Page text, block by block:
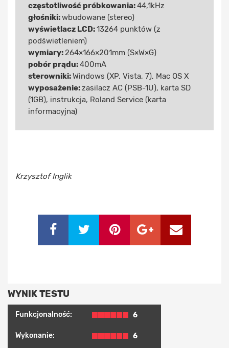
częstotliwość próbkowania:44,1kHz
głośniki:wbudowane (stereo)
wyświetlacz LCD:13264 punktów (z
podświetleniem)
wymiary:264×166×201mm (S×W×G)
pobór prądu:400mA
sterowniki:Windows (XP, Vista, 7), Mac OS X
wyposażenie:zasilacz AC (PSB-1U), karta SD
(1GB), instrukcja, Roland Service (karta
informacyjna)
Krzysztof Inglik
WYNIK TESTU
Funkcjonalność: 6
Wykonanie: 6